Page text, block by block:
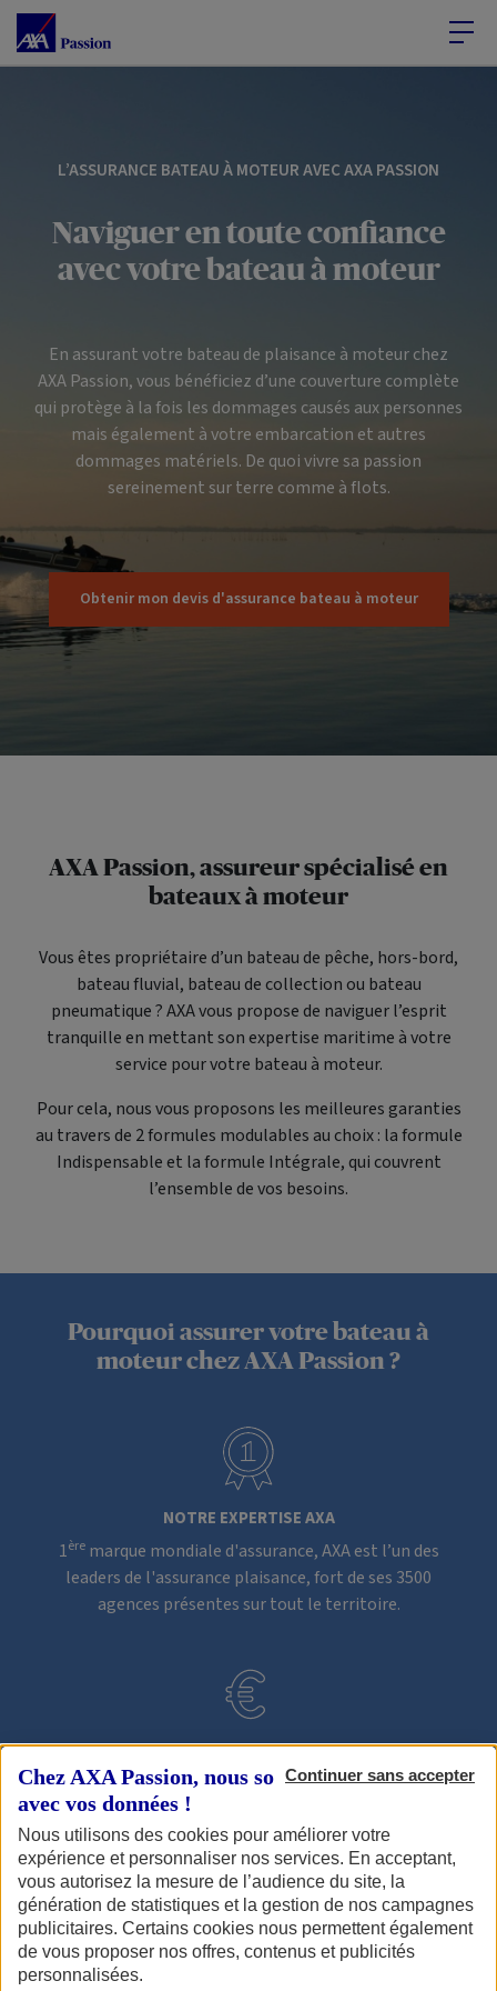
Continuer sans accepter
Chez AXA Passion, nous sommes transparents
avec vos données !
Nous utilisons des cookies pour améliorer votre
expérience et personnaliser nos services. En acceptant,
vous autorisez la mesure de l’audience du site, la
génération de statistiques et la gestion de nos campagnes
publicitaires. Certains cookies nous permettent également
de vous proposer nos offres, contenus et publicités
personnalisées.
Accéder au Contenu
L’ASSURANCE BATEAU À MOTEUR AVEC AXA PASSION
Naviguer en toute confiance
avec votre bateau à moteur
En assurant votre bateau de plaisance à moteur chez
AXA Passion, vous bénéficiez d’une couverture complète
qui protège à la fois les dommages causés aux personnes
mais également à votre embarcation et autres
dommages matériels. De quoi vivre sa passion
sereinement sur terre comme à flots.
Obtenir mon devis d'assurance bateau à moteur
AXA Passion, assureur spécialisé en
bateaux à moteur
Vous êtes propriétaire d’un bateau de pêche, hors-bord,
bateau fluvial, bateau de collection ou bateau
pneumatique ? AXA vous propose de naviguer l’esprit
tranquille en mettant son expertise maritime à votre
service pour votre bateau à moteur.
Pour cela, nous vous proposons les meilleures garanties
au travers de 2 formules modulables au choix : la formule
Indispensable et la formule Intégrale, qui couvrent
l’ensemble de vos besoins.
Pourquoi assurer votre bateau à
moteur chez AXA Passion ?
NOTRE EXPERTISE AXA
1èremarque mondiale d'assurance, AXA est l’un des
leaders de l'assurance plaisance, fort de ses 3500
agences présentes sur tout le territoire.
L'ASSURANCE DE BIEN VOUS ASSISTER
Bénéficiez d’une assurance sans franchise après deux ans
sans sinistre ou en cas de perte totale de votre bateau à
moteur.1Voir
modalités
dans
les
Conditions